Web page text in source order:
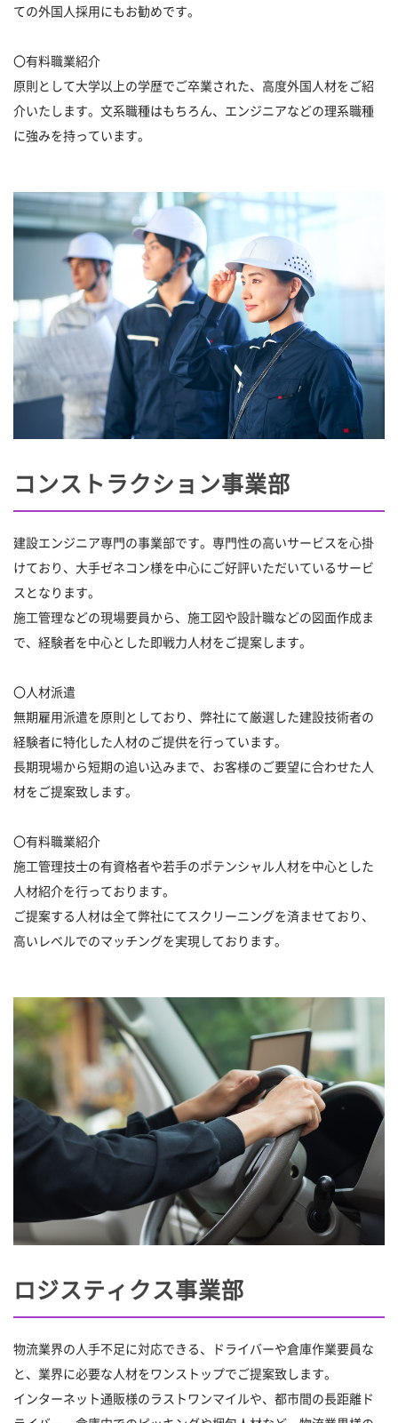
ての外国人採用にもお勧めです。
〇有料職業紹介
原則として大学以上の学歴でご卒業された、高度外国人材をご紹
介いたします。文系職種はもちろん、エンジニアなどの理系職種
に強みを持っています。
コンストラクション事業部
建設エンジニア専門の事業部です。専門性の高いサービスを心掛
けており、大手ゼネコン様を中心にご好評いただいているサービ
スとなります。
施工管理などの現場要員から、施工図や設計職などの図面作成ま
で、経験者を中心とした即戦力人材をご提案します。
〇人材派遣
無期雇用派遣を原則としており、弊社にて厳選した建設技術者の
経験者に特化した人材のご提供を行っています。
長期現場から短期の追い込みまで、お客様のご要望に合わせた人
材をご提案致します。
〇有料職業紹介
施工管理技士の有資格者や若手のポテンシャル人材を中心とした
人材紹介を行っております。
ご提案する人材は全て弊社にてスクリーニングを済ませており、
高いレベルでのマッチングを実現しております。
ロジスティクス事業部
物流業界の人手不足に対応できる、ドライバーや倉庫作業要員な
と、業界に必要な人材をワンストップでご提案致します。
インターネット通販様のラストワンマイルや、都市間の長距離ド